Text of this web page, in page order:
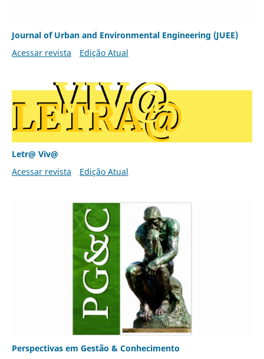
Journal of Urban and Environmental Engineering (JUEE)
Acessar revista
Edição Atual
Letr@ Viv@
Acessar revista
Edição Atual
Perspectivas em Gestão & Conhecimento